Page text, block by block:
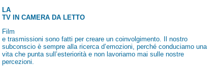
LA
TV IN CAMERA DA LETTO
Film
e trasmissioni sono fatti per creare un coinvolgimento. Il nostro
subconscio è sempre alla ricerca d’emozioni, perché conduciamo una
vita che punta sull’esteriorità e non lavoriamo mai sulle nostre
percezioni.